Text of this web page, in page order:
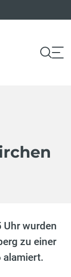
Uhr wurden
zu einer
alamiert.